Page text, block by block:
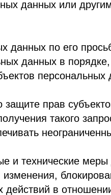
блокирования,
в отношении
доступ)
Законом о
персональных
его персональных
субъекту
к другим
таких